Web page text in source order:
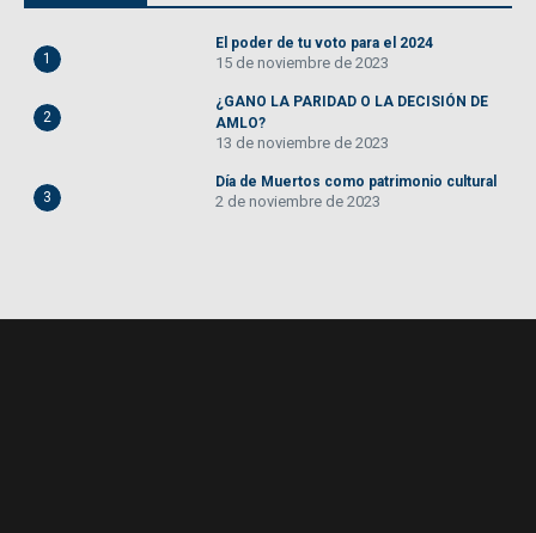
1
El poder de tu voto para el 2024
15 de noviembre de 2023
2
¿GANO LA PARIDAD O LA DECISIÓN DE
AMLO?
13 de noviembre de 2023
3
Día de Muertos como patrimonio cultural
2 de noviembre de 2023